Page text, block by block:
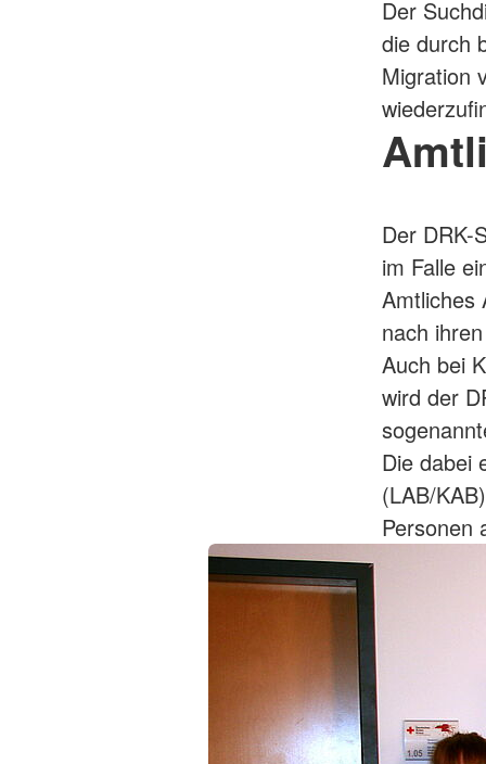
Der
die durch
Migration
Der DRK-
im Falle
Amtliches
nach
Auch bei
wird der
Die dabei
(LAB/
Personen